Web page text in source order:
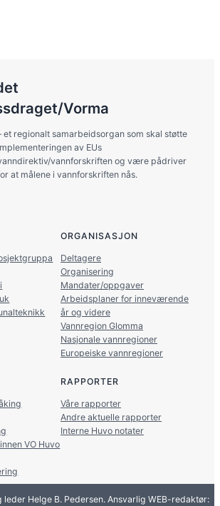
Vorma
et regionalt samarbeidsorgan som skal støtte
av EUs
vannforskriften og være pådriver
at målene i vannforskriften nås.
ORGANISASJON
Deltagere
Organisering
Mandater/oppgaver
Arbeidsplaner for inneværende
år og videre
Vannregion Glomma
Nasjonale vannregioner
Europeiske vannregioner
VO Huvo
RAPPORTER
Våre rapporter
Andre aktuelle rapporter
Interne Huvo notater
Helge B. Pedersen. Ansvarlig WEB-redaktør: